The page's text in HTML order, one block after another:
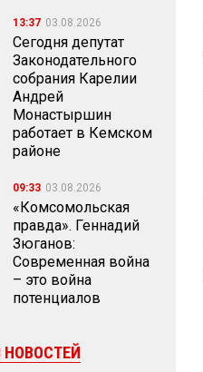
13:37 03.08.2026
Сегодня депутат
Законодательного
собрания Карелии
Андрей
Монастыршин
работает в Кемском
районе
09:33 03.08.2026
«Комсомольская
правда». Геннадий
Зюганов:
Современная война
– это война
потенциалов
НОВОСТЕЙ